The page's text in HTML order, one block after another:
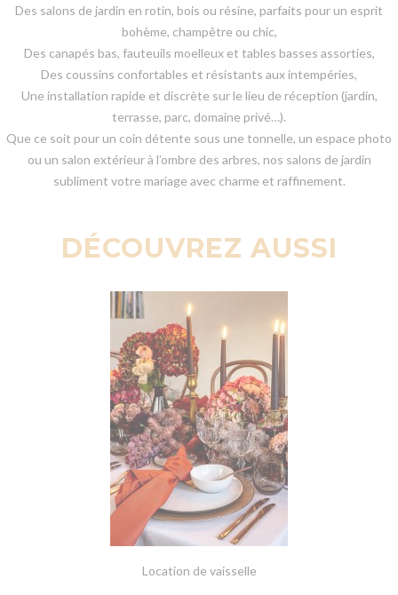
Des salons de jardin en rotin, bois ou résine, parfaits pour un esprit
bohème, champêtre ou chic,
Des canapés bas, fauteuils moelleux et tables basses assorties,
Des coussins confortables et résistants aux intempéries,
Une installation rapide et discrète sur le lieu de réception (jardin,
terrasse, parc, domaine privé…).
Que ce soit pour un coin détente sous une tonnelle, un espace photo
ou un salon extérieur à l’ombre des arbres, nos salons de jardin
subliment votre mariage avec charme et raffinement.
DÉCOUVREZ AUSSI
Location de vaisselle